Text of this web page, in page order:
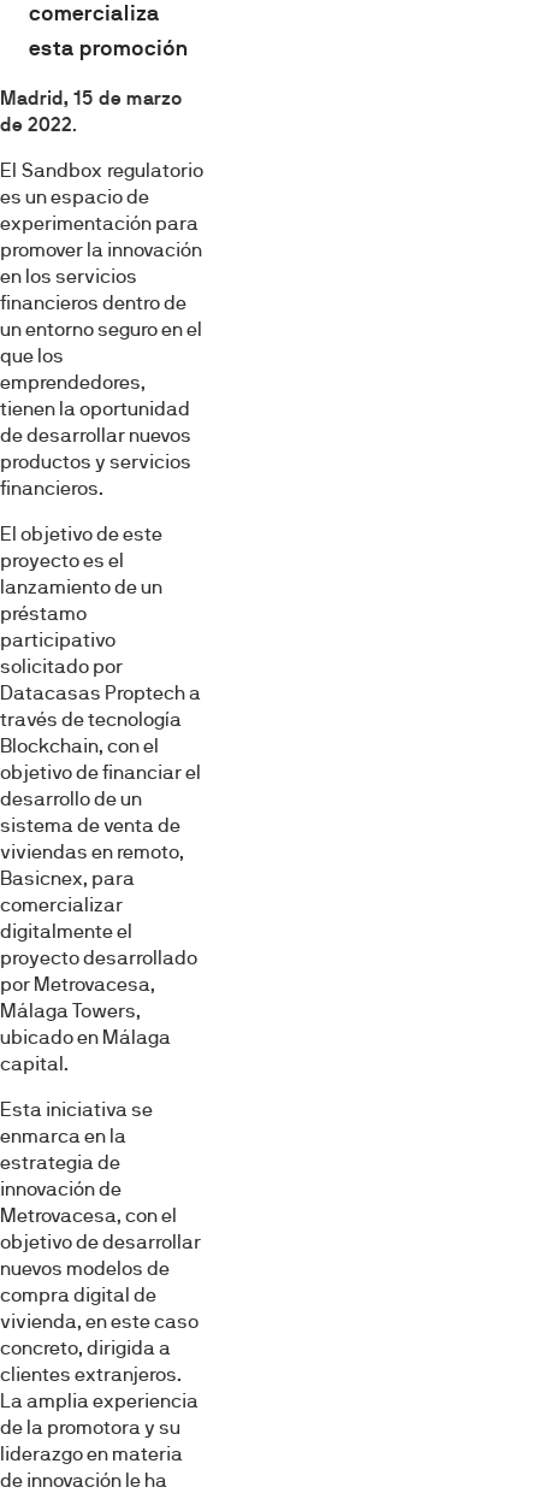
comercializa
esta promoción
Madrid, 15 de marzo
de 2022.
El Sandbox regulatorio
es un espacio de
experimentación para
promover la innovación
en los servicios
financieros dentro de
un entorno seguro en el
que los
emprendedores,
tienen la oportunidad
de desarrollar nuevos
productos y servicios
financieros.
El objetivo de este
proyecto es el
lanzamiento de un
préstamo
participativo
solicitado por
Datacasas Proptech a
través de tecnología
Blockchain, con el
objetivo de financiar el
desarrollo de un
sistema de venta de
viviendas en remoto,
Basicnex, para
comercializar
digitalmente el
proyecto desarrollado
por Metrovacesa,
Málaga Towers,
ubicado en Málaga
capital.
Esta iniciativa se
enmarca en la
estrategia de
innovación de
Metrovacesa, con el
objetivo de desarrollar
nuevos modelos de
compra digital de
vivienda, en este caso
concreto, dirigida a
clientes extranjeros.
La amplia experiencia
de la promotora y su
liderazgo en materia
de innovación le ha